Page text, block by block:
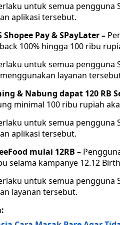
untuk semua pengguna
aplikasi tersebut.
Shopee Pay & SPayLater –
100% hingga 100 ribu
untuk semua pengguna
layanan
& Nabung dapat 120 RB
minimal 100 ribu rupiah
untuk semua pengguna
aplikasi tersebut.
mulai 12RB –
selama kampanye 12.12
untuk semua pengguna
layanan tersebut.